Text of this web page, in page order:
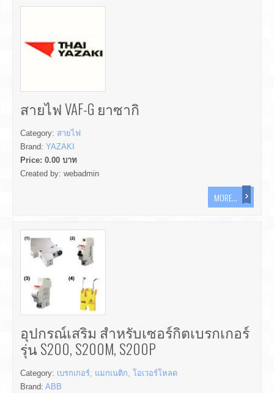
สายไฟ VAF-G ยาซากิ
Category: สายไฟ
Brand: YAZAKI
Price: 0.00 บาท
Created by: webadmin
MORE...
อุปกรณ์เสริม สำหรับเซอร์กิตเบรกเกอร์
รุ่น S200, S200M, S200P
Category: เบรกเกอร์, แมกเนติก, โอเวอร์โหลด
Brand: ABB